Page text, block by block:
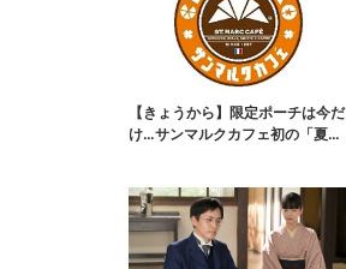
【きょうから】限定ポーチは今だ
け…サンマルクカフェ初の「夏福